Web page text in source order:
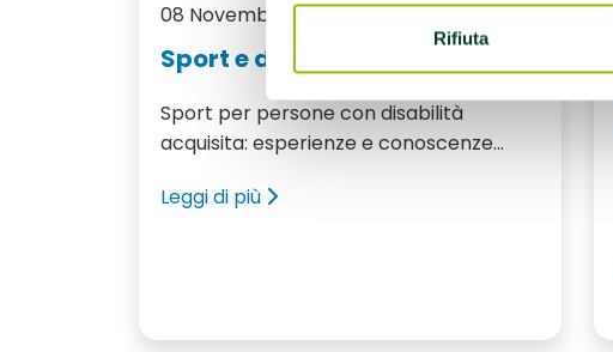
Rifiuta
08 Novembre 2018
Sport e disabilità acquisita
Sport per persone con disabilità
acquisita: esperienze e conoscenze...
Leggi di più